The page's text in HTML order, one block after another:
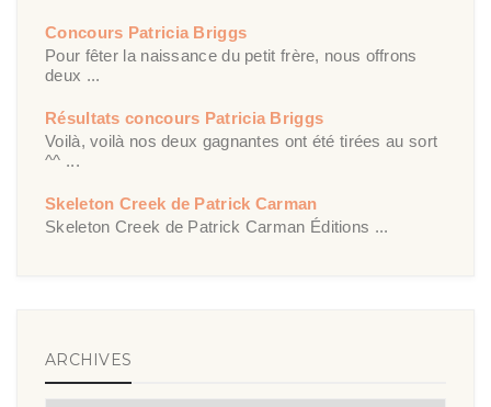
Concours Patricia Briggs
Pour fêter la naissance du petit frère, nous offrons
deux ...
Résultats concours Patricia Briggs
Voilà, voilà nos deux gagnantes ont été tirées au sort
^^ ...
Skeleton Creek de Patrick Carman
Skeleton Creek de Patrick Carman Éditions ...
ARCHIVES